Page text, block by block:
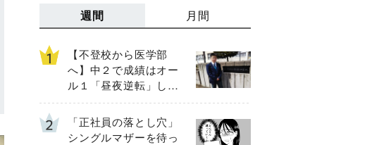
週間 月間
【不登校から医学部
へ】中２で成績はオー
ル１「昼夜逆転」した
わが子を”夜遊び”に連れ
出した母の気づき
「正社員の落とし穴」
シングルマザーを待っ